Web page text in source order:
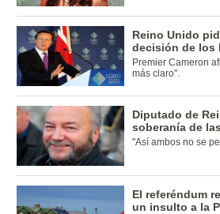
Reino Unido
decisión de los
Premier Cameron
más claro".
Diputado de
soberanía de
"Así ambos no se
El referéndum
un insulto a la